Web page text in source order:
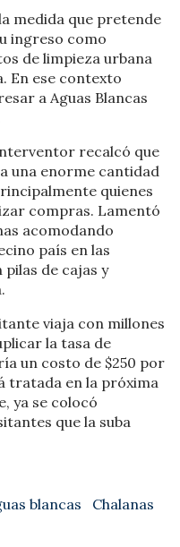
medida que pretende
ingreso como
de limpieza urbana
En ese contexto
a Aguas Blancas
recalcó que
una enorme cantidad
quienes
compras. Lamentó
acomodando
país en las
de cajas y
viaja con millones
la tasa de
un costo de $250 por
tratada en la próxima
ya se colocó
que la suba
blancas
Chalanas